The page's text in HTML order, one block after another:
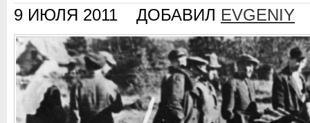
9 ИЮЛЯ 2011 ДОБАВИЛ EVGENIY